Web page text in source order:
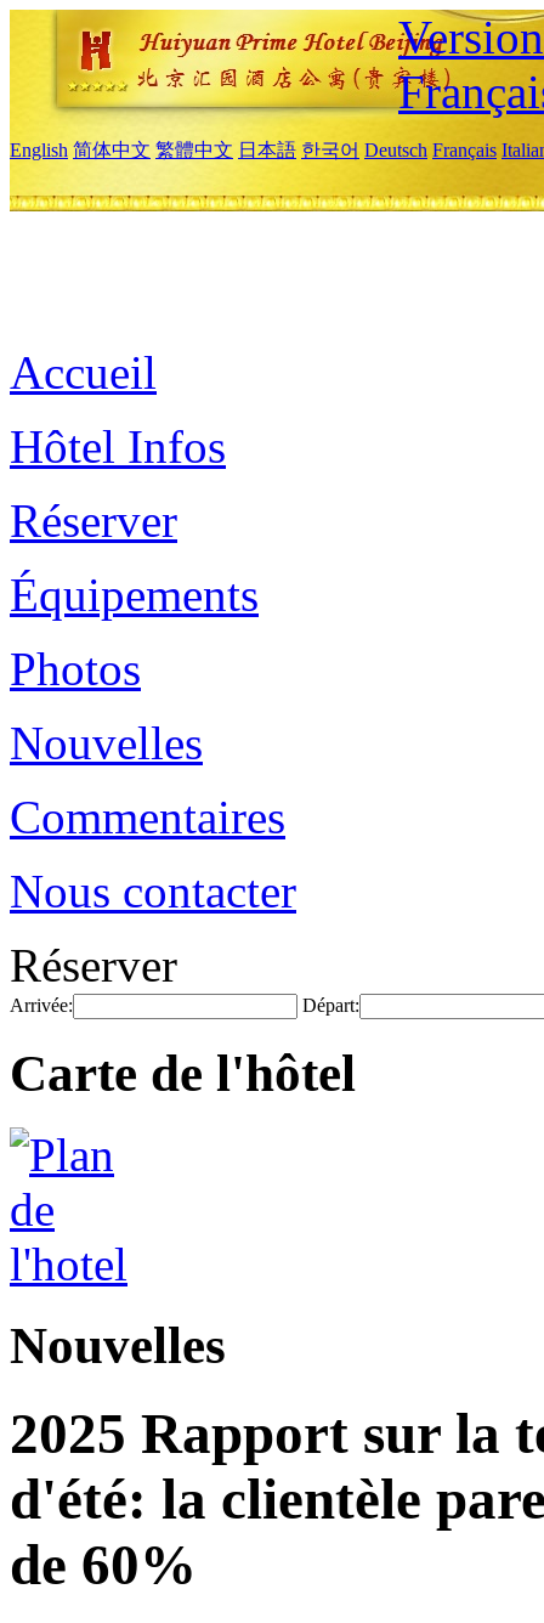
English 简体中文 繁體中文 日本語 한국어 Deutsch Français
Accueil
Hôtel Infos
Réserver
Équipements
Photos
Nouvelles
Commentaires
Nous contacter
Réserver
Arrivée: Départ:
Carte de l'hôtel
Nouvelles
2025 Rapport sur la
d'été: la clientèle
de 60%